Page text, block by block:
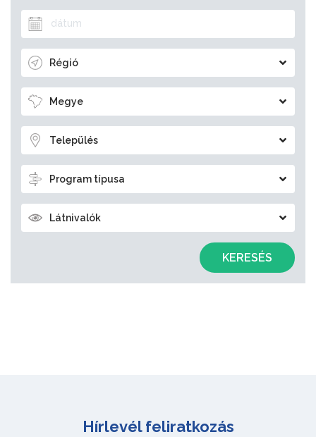
Régió
Megye
Település
Program típusa
Látnivalók
KERESÉS
Hírlevél feliratkozás